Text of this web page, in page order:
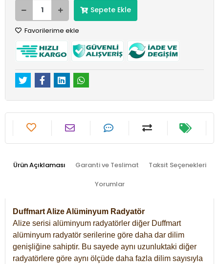
Sepete Ekle
Favorilerime ekle
Ürün Açıklaması Garanti ve Teslimat Taksit Seçenekleri
Yorumlar
Duffmart Alize Alüminyum Radyatör
Alize serisi alüminyum radyatörler diğer Duffmart
alüminyum radyatör serilerine göre daha dar dilim
genişliğine sahiptir. Bu sayede aynı uzunluktaki diğer
radyatörlere göre aynı ölçüde daha fazla dilim sayısıyla